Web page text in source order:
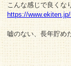
こんな感じで良くな
https://
嘘のない、長年貯め